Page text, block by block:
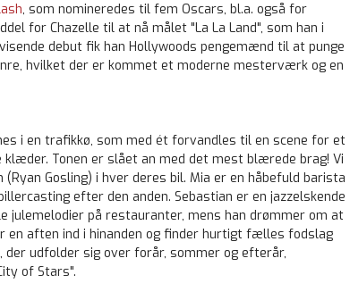
, som nomineredes til fem Oscars, bl.a. også for
for Chazelle til at nå målet "La La Land", som han i
debut fik han Hollywoods pengemænd til at punge
hvilket der er kommet et moderne mesterværk og en
i en trafikkø, som med ét forvandles til en scene for et
Tonen er slået an med det mest blærede brag! Vi
Gosling) i hver deres bil. Mia er en håbefuld barista
efter den anden. Sebastian er en jazzelskende
julemelodier på restauranter, mens han drømmer om at
en aften ind i hinanden og finder hurtigt fælles fodslag
der udfolder sig over forår, sommer og efterår,
of Stars".